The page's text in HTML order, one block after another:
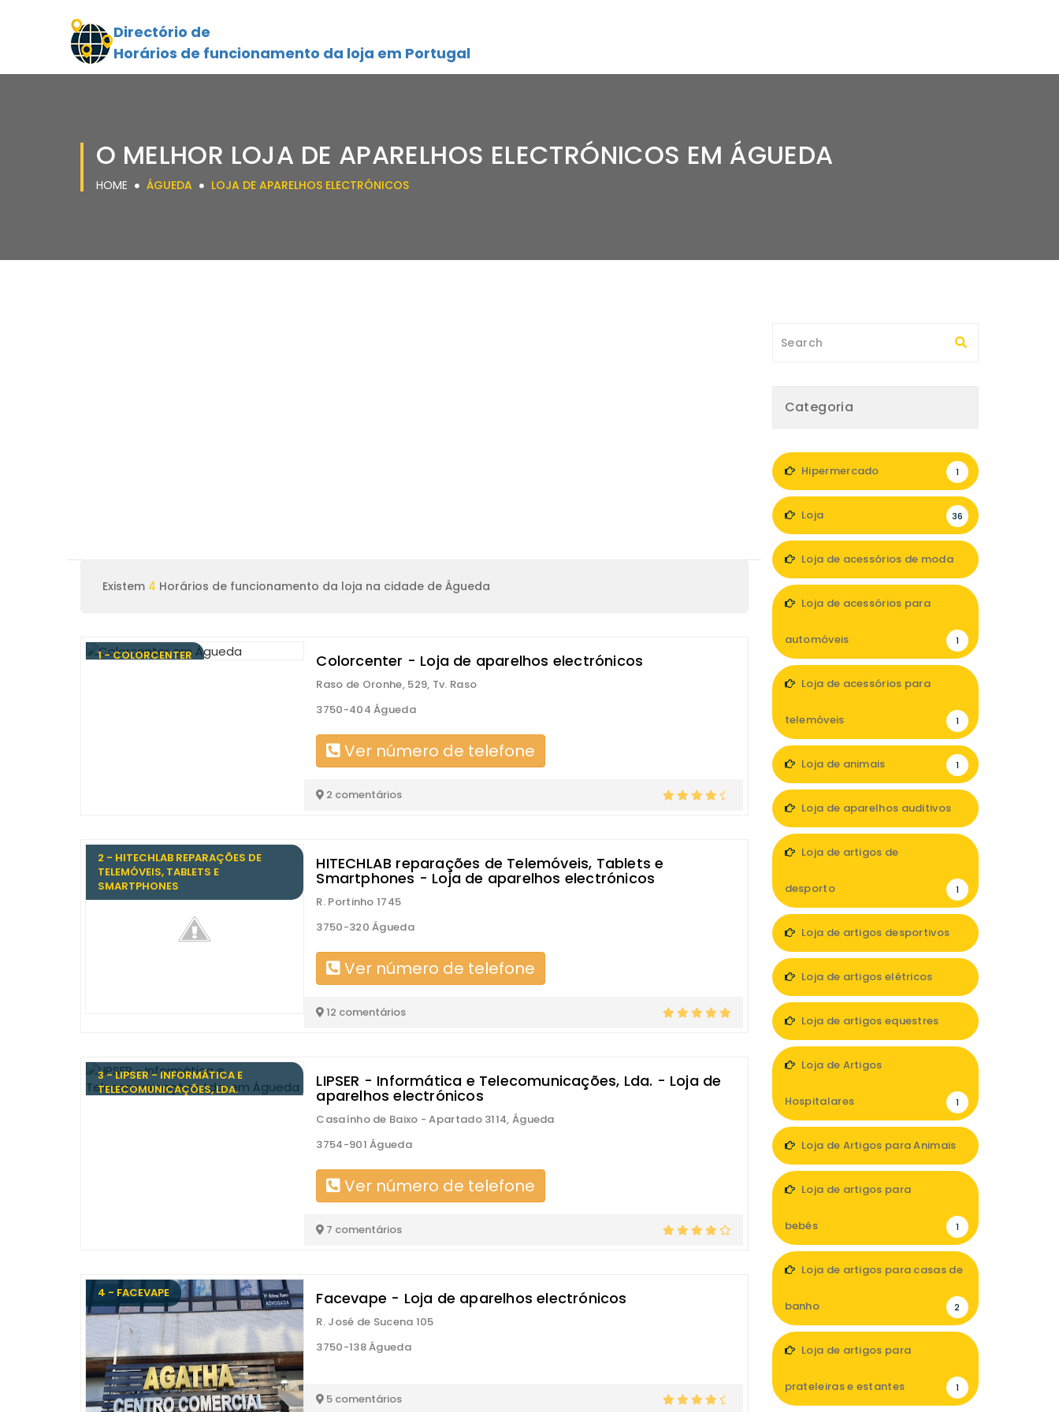
Directório de
Horários de funcionamento da loja em Portugal
O MELHOR LOJA DE APARELHOS ELECTRÓNICOS EM ÁGUEDA
HOME ÁGUEDA LOJA DE APARELHOS ELECTRÓNICOS
Existem 4 Horários de funcionamento da loja na cidade de Águeda
1 - COLORCENTER Colorcenter - Loja de aparelhos electrónicos
Raso de Oronhe, 529, Tv. Raso
3750-404 Águeda
Ver número de telefone
2 comentários
2 - HITECHLAB REPARAÇÕES DE
TELEMÓVEIS, TABLETS E
SMARTPHONES
HITECHLAB reparações de Telemóveis, Tablets e
Smartphones - Loja de aparelhos electrónicos
R. Portinho 1745
3750-320 Águeda
Ver número de telefone
12 comentários
3 - LIPSER - INFORMÁTICA E
TELECOMUNICAÇÕES, LDA.
LIPSER - Informática e Telecomunicações, Lda. - Loja de
aparelhos electrónicos
Casaínho de Baixo - Apartado 3114, Águeda
3754-901 Águeda
Ver número de telefone
7 comentários
4 - FACEVAPE Facevape - Loja de aparelhos electrónicos
R. José de Sucena 105
3750-138 Águeda
5 comentários
Categoria
Hipermercado 1
Loja 36
Loja de acessórios de moda
Loja de acessórios para
automóveis 1
Loja de acessórios para
telemóveis 1
Loja de animais 1
Loja de aparelhos auditivos
Loja de artigos de
desporto 1
Loja de artigos desportivos
Loja de artigos elétricos
Loja de artigos equestres
Loja de Artigos
Hospitalares 1
Loja de Artigos para Animais
Loja de artigos para
bebés 1
Loja de artigos para casas de
banho 2
Loja de artigos para
prateleiras e estantes 1